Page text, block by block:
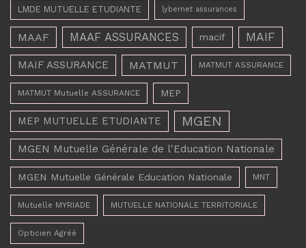
LMDE MUTUELLE ETUDIANTE lybernet assurances
MAAF MAAF ASSURANCES macif MAIF
MAIF ASSURANCE MATMUT MATMUT ASSURANCE
MATMUT Mutuelle ASSURANCE MEP
MEP MUTUELLE ETUDIANTE MGEN
MGEN Mutuelle Générale de l'Education Nationale
MGEN Mutuelle Générale Education Nationale MNT
Mutuelle MYRIADE MUTUELLE NATIONALE TERRITORIALE
Opticien Agréé